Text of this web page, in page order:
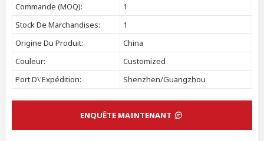
Commande (MOQ):
1
Stock De Marchandises:
1
Origine Du Produit:
China
Couleur:
Customized
Port D\'expédition:
Shenzhen/Guangzhou
ENQUÊTE MAINTENANT